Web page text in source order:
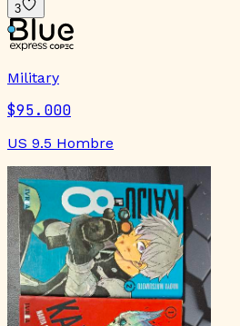
3
Military
$95.000
US 9.5 Hombre